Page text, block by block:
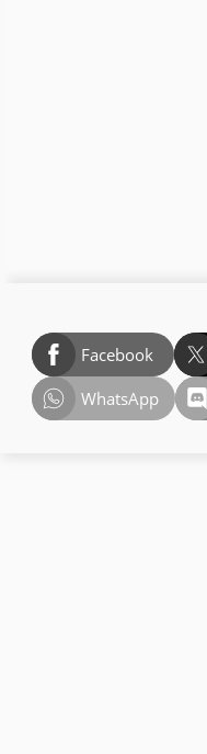
Facebook
WhatsApp